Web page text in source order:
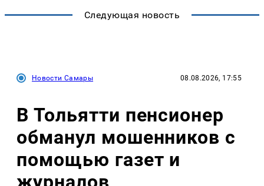
Следующая новость
Новости Самары 08.08.2026, 17:55
В Тольятти пенсионер
обманул мошенников с
помощью газет и